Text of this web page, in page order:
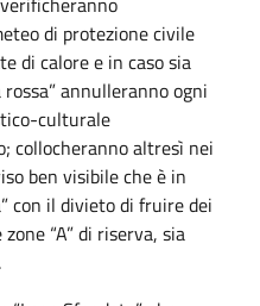
di protezione civile
di calore e in caso sia
annulleranno ogni
culturale
collocheranno altresì nei
ben visibile che è in
con il divieto di fruire dei
“A” di riserva, sia